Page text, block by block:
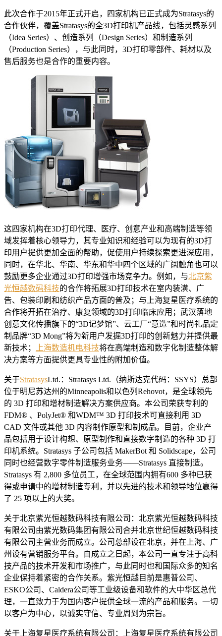
此次合作于2015年正式开启，四家机构已正式成为Stratasys的
合作伙伴，覆盖Stratasys的全3D打印机产品线，包括灵感系列
（Idea Series）、创造系列（Design Series）和制造系列
（Production Series），与此同时，3D打印零部件、耗材以及
售后服务也是合作的重要内容。
这四家机构在3D打印代理、医疗、创意产业和高端制造等领
域发挥着核心领导力，其专业知识和经验可以为现有的3D打
印用户提供更加全面的帮助，促使用户持续探索更进深应用，
同时，在华北、华南、华东和华中四个区域的广阔触角也可以
鼓励更多企业通过3D打印增强市场竞争力。例如，与北京紫
光恒越数码科技的合作将拓展3D打印技术在室内装潢、广
告、包装印刷和纺织产品方面的普及；与上海复星医疗系统的
合作将开拓在治疗、康复领域的3D打印临床应用；武汉落地
创意文化传播旗下的“3D记梦馆”、云工厂“意造”和时尚礼品定
制品牌“3D Mong”将为新用户发掘3D打印的创新魅力并提供最
新技术； 上海数造机电科技将在高端制造和数字化制造整体解
决方案等方面提供更具专业性的附加价值。
关于StratasysLtd.：Stratasys Ltd.（纳斯达克代码：SSYS）总部
位于明尼苏达州的Minneapolis和以色列Rehovot，是全球领先
的 3D 打印和增材制造解决方案供应商。本公司荣获专利的
FDM® 、PolyJet® 和WDM™ 3D 打印技术可直接利用 3D
CAD 文件或其他 3D 内容制作原型和制成品。目前，企业产
品包括用于设计构想、原型制作和直接数字制造的各种 3D 打
印机系统。Stratasys 子公司包括 MakerBot 和 Solidscape，公司
同时也经营数字零件制造服务业务——Stratasys 直接制造。
Stratasys 有 2,800 多位员工，在全球范围内拥有600 多种已获
得或申请中的增材制造专利，并以先进的技术和领导地位赢得
了 25 项以上的大奖。
关于北京紫光恒越数码科技有限公司：北京紫光恒越数码科技
有限公司由紫光数码集团有限公司合并北京世纪恒越数码科技
有限公司主营业务而成立。公司总部设在北京，并在上海、广
州设有营销服务平台。自成立之日起，本公司一直专注于高科
技产品的技术开发和市场推广，与此同时也和国际众多的知名
企业保持着紧密的合作关系。紫光恒越目前是惠普公司、
ESKO公司、Caldera公司等工业级设备和软件的大中华区总代
理，一直致力于为国内客户提供全球一流的产品和服务。一切
以客户为中心，以诚实守信、专业周到为宗旨。
关于上海复星医疗系统有限公司：上海复星医疗系统有限公司